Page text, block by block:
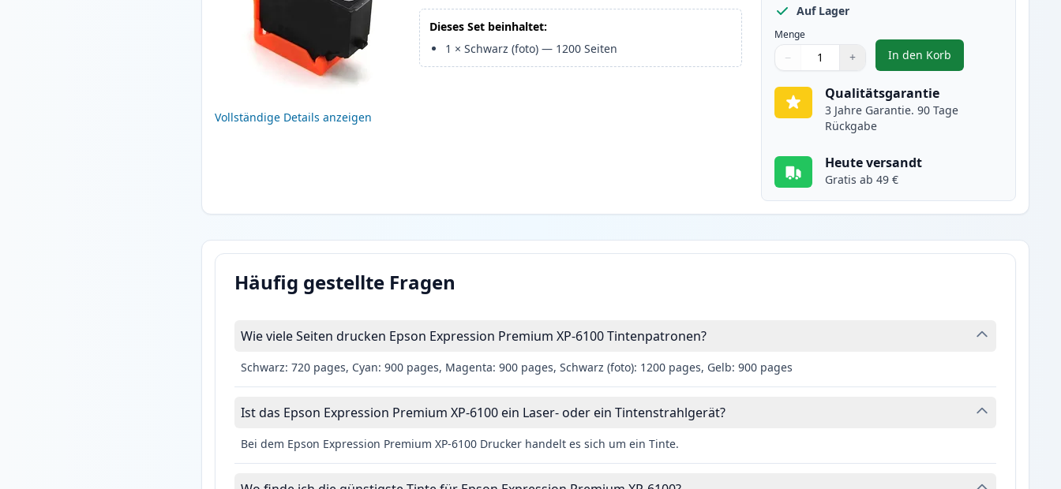
Vollständige Details anzeigen
Dieses Set beinhaltet:
1 ×Schwarz (foto) — 1200 Seiten
Auf Lager
Menge
Menge
Verwenden Sie die Tasten, um anzupassen
− +
Menge 1
In den Korb
, Epson 202XL schwarz
Qualitätsgarantie
3 Jahre Garantie. 90 Tage
Rückgabe
Heute versandt
Gratis ab 49 €
Häufig gestellte Fragen
Wie viele Seiten drucken Epson Expression Premium XP-6100 Tintenpatronen?
Schwarz: 720 pages, Cyan: 900 pages, Magenta: 900 pages, Schwarz (foto): 1200 pages, Gelb: 900 pages
Ist das Epson Expression Premium XP-6100 ein Laser- oder ein Tintenstrahlgerät?
Bei dem Epson Expression Premium XP-6100 Drucker handelt es sich um ein Tinte.